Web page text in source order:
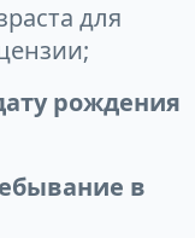
для
рождения
в